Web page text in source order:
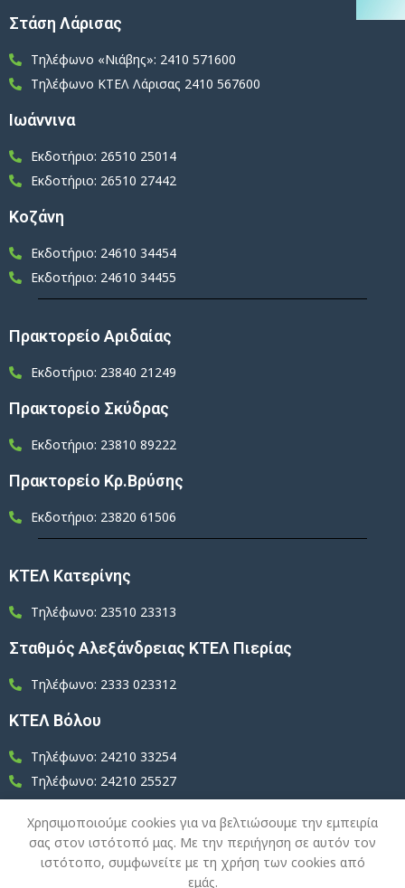
Στάση Λάρισας
Τηλέφωνο «Νιάβης»: 2410 571600
Τηλέφωνο ΚΤΕΛ Λάρισας 2410 567600
Ιωάννινα
Εκδοτήριο: 26510 25014
Εκδοτήριο: 26510 27442
Κοζάνη
Εκδοτήριο: 24610 34454
Εκδοτήριο: 24610 34455
Πρακτορείο Αριδαίας
Εκδοτήριο: 23840 21249
Πρακτορείο Σκύδρας
Εκδοτήριο: 23810 89222
Πρακτορείο Κρ.Βρύσης
Εκδοτήριο: 23820 61506
ΚΤΕΛ Κατερίνης
Τηλέφωνο: 23510 23313
Σταθμός Αλεξάνδρειας ΚΤΕΛ Πιερίας
Τηλέφωνο: 2333 023312
ΚΤΕΛ Βόλου
Τηλέφωνο: 24210 33254
Τηλέφωνο: 24210 25527
© 2026 ΚΤΕΛ Ν. ΠΕΛΛΑΣ. All Rights Reserved.
Χρησιμοποιούμε cookies για να βελτιώσουμε την εμπειρία
σας στον ιστότοπό μας. Με την περιήγηση σε αυτόν τον
ιστότοπο, συμφωνείτε με τη χρήση των cookies από
εμάς.